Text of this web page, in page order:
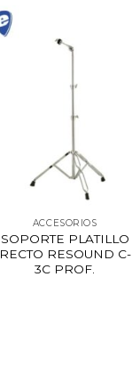
ACCESORIOS
SOPORTE PLATILLO
RECTO RESOUND C-
3C PROF.